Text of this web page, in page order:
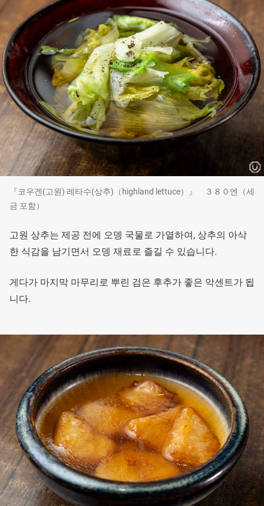
『코우겐(고원) 레타수(상추)（highland lettuce）』 ３８０엔（세
금 포함）
고원 상추는 제공 전에 오뎅 국물로 가열하여, 상추의 아삭
한 식감을 남기면서 오뎅 재료로 즐길 수 있습니다.
게다가 마지막 마무리로 뿌린 검은 후추가 좋은 악센트가 됩
니다.